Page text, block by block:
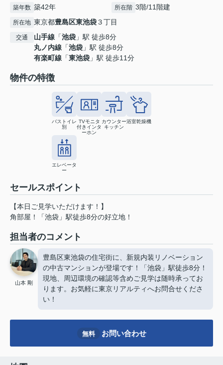
築年数 築42年 所在階 3階/11階建
所在地 東京都豊島区東池袋３丁目
交通 山手線 「池袋 」駅 徒歩8分
丸ノ内線 「池袋 」駅 徒歩8分
有楽町線 「東池袋 」駅 徒歩11分
物件の特徴
バストイレ
別
TVモニタ
付きインタ
ーホン
カウンター
キッチン
浴室乾燥機
エレベータ
ー
セールスポイント
【本日ご見学いただけます！】
角部屋！「池袋」駅徒歩8分の好立地！
担当者のコメント
山本 剛
豊島区東池袋の住宅街に、新規内装リノベーション
の中古マンションが登場です！「池袋」駅徒歩8分！
現地、周辺環境の確認等含めご見学は随時承ってお
ります。お気軽に東京リアルティへお問合せくださ
い！
無料 お問い合わせ